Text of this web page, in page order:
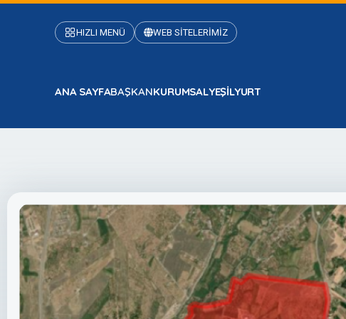
HIZLI MENÜ WEB SİTELERİMİZ
ANA SAYFABAŞKANKURUMSALYEŞİLYURT